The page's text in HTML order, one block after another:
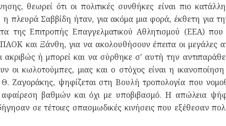
θεωρεί ότι οι πολιτικές συνθήκες είναι πιο
πλευρά Σαββίδη ήταν, για ακόμα μια φορά, έκθετη για
της Επιτροπής Επαγγελματικού Αθλητισμού (ΕΕΑ) που
και Ξάνθη, για να ακολουθήσουν έπειτα οι μεγάλες
ακριβώς ή μπορεί και να σύρθηκε σ’ αυτή την
οι κωλοτούμπες, μιας και ο στόχος είναι η
Ζαγοράκης, ψηφίζεται στη Βουλή τροπολογία που
αφαίρεση βαθμών και όχι με υποβιβασμό. Η απώλεια
σε τέτοιες σπασμωδικές κινήσεις που εξέθεσαν